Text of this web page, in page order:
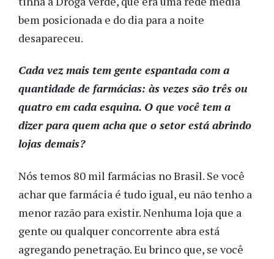
bem posicionada e do dia para a noite
desapareceu.
Cada vez mais tem gente espantada com a
quantidade de farmácias: às vezes são três ou
quatro em cada esquina. O que você tem a
dizer para quem acha que o setor está abrindo
lojas demais?
Nós temos 80 mil farmácias no Brasil. Se você
achar que farmácia é tudo igual, eu não tenho a
menor razão para existir. Nenhuma loja que a
gente ou qualquer concorrente abra está
agregando penetração. Eu brinco que, se você